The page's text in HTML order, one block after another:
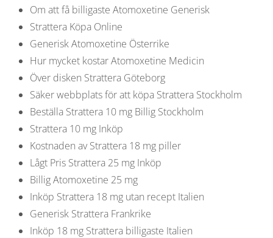
Om att få billigaste Atomoxetine Generisk
Strattera Köpa Online
Generisk Atomoxetine Österrike
Hur mycket kostar Atomoxetine Medicin
Över disken Strattera Göteborg
Säker webbplats för att köpa Strattera Stockholm
Beställa Strattera 10 mg Billig Stockholm
Strattera 10 mg Inköp
Kostnaden av Strattera 18 mg piller
Lågt Pris Strattera 25 mg Inköp
Billig Atomoxetine 25 mg
Inköp Strattera 18 mg utan recept Italien
Generisk Strattera Frankrike
Inköp 18 mg Strattera billigaste Italien